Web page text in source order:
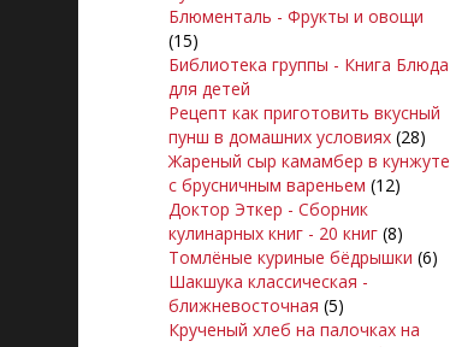
Блюменталь - Фрукты и овощи
(15)
Библиотека группы - Книга Блюда
для детей
Рецепт как приготовить вкусный
пунш в домашних условиях (28)
Жареный сыр камамбер в кунжуте
с брусничным вареньем (12)
Доктор Эткер - Сборник
кулинарных книг - 20 книг (8)
Томлёные куриные бёдрышки (6)
Шакшука классическая -
ближневосточная (5)
Крученый хлеб на палочках на